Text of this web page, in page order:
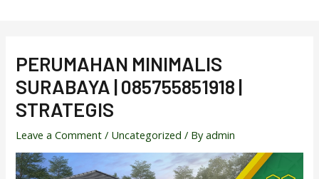
PERUMAHAN MINIMALIS
SURABAYA | 085755851918 |
STRATEGIS
Leave a Comment / Uncategorized / Byadmin